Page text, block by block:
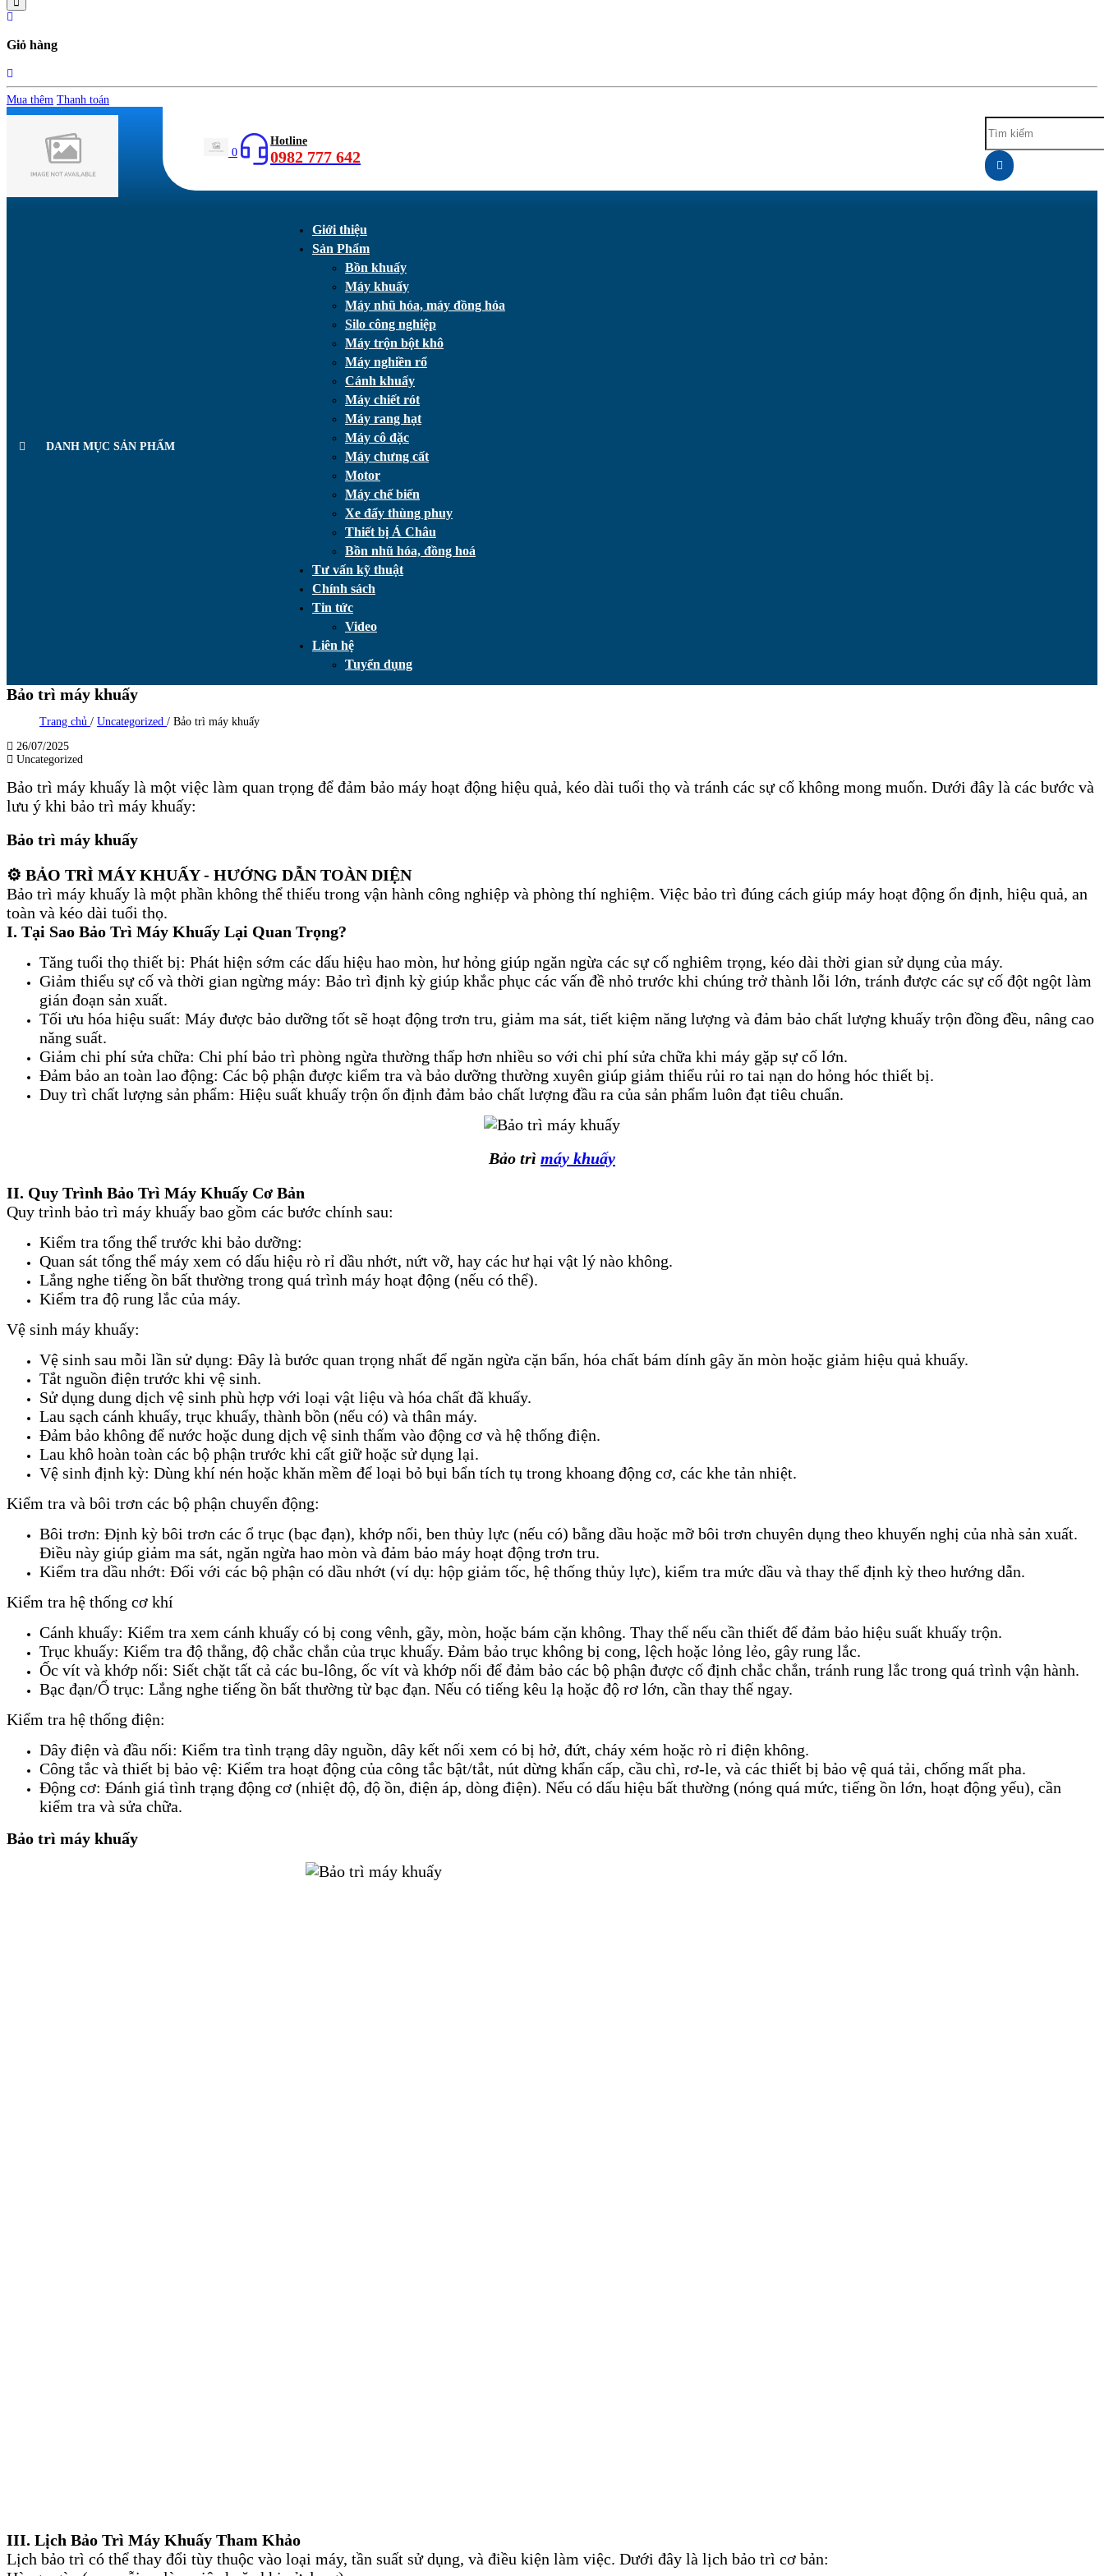
Giỏ hàng
Mua thêm Thanh toán
0
Hotline
0982 777 642
DANH MỤC SẢN PHẨM
Giới thiệu
Sản Phẩm
Bồn khuấy
Máy khuấy
Máy nhũ hóa, máy đồng hóa
Silo công nghiệp
Máy trộn bột khô
Máy nghiền rổ
Cánh khuấy
Máy chiết rót
Máy rang hạt
Máy cô đặc
Máy chưng cất
Motor
Máy chế biến
Xe đẩy thùng phuy
Thiết bị Á Châu
Bồn nhũ hóa, đồng hoá
Tư vấn kỹ thuật
Chính sách
Tin tức
Video
Liên hệ
Tuyển dụng
Bảo trì máy khuấy
Trang chủ / Uncategorized / Bảo trì máy khuấy
26/07/2025
Uncategorized
Bảo trì máy khuấy là một việc làm quan trọng để đảm bảo máy hoạt động hiệu quả, kéo dài tuổi thọ và tránh các sự cố không mong muốn. Dưới đây là các bước và
lưu ý khi bảo trì máy khuấy:
Bảo trì máy khuấy
⚙️ BẢO TRÌ MÁY KHUẤY - HƯỚNG DẪN TOÀN DIỆN
Bảo trì máy khuấy là một phần không thể thiếu trong vận hành công nghiệp và phòng thí nghiệm. Việc bảo trì đúng cách giúp máy hoạt động ổn định, hiệu quả, an
toàn và kéo dài tuổi thọ.
I. Tại Sao Bảo Trì Máy Khuấy Lại Quan Trọng?
Tăng tuổi thọ thiết bị: Phát hiện sớm các dấu hiệu hao mòn, hư hỏng giúp ngăn ngừa các sự cố nghiêm trọng, kéo dài thời gian sử dụng của máy.
Giảm thiểu sự cố và thời gian ngừng máy: Bảo trì định kỳ giúp khắc phục các vấn đề nhỏ trước khi chúng trở thành lỗi lớn, tránh được các sự cố đột ngột làm
gián đoạn sản xuất.
Tối ưu hóa hiệu suất: Máy được bảo dưỡng tốt sẽ hoạt động trơn tru, giảm ma sát, tiết kiệm năng lượng và đảm bảo chất lượng khuấy trộn đồng đều, nâng cao
năng suất.
Giảm chi phí sửa chữa: Chi phí bảo trì phòng ngừa thường thấp hơn nhiều so với chi phí sửa chữa khi máy gặp sự cố lớn.
Đảm bảo an toàn lao động: Các bộ phận được kiểm tra và bảo dưỡng thường xuyên giúp giảm thiểu rủi ro tai nạn do hỏng hóc thiết bị.
Duy trì chất lượng sản phẩm: Hiệu suất khuấy trộn ổn định đảm bảo chất lượng đầu ra của sản phẩm luôn đạt tiêu chuẩn.
Bảo trì máy khuấy
II. Quy Trình Bảo Trì Máy Khuấy Cơ Bản
Quy trình bảo trì máy khuấy bao gồm các bước chính sau:
Kiểm tra tổng thể trước khi bảo dưỡng:
Quan sát tổng thể máy xem có dấu hiệu rò rỉ dầu nhớt, nứt vỡ, hay các hư hại vật lý nào không.
Lắng nghe tiếng ồn bất thường trong quá trình máy hoạt động (nếu có thể).
Kiểm tra độ rung lắc của máy.
Vệ sinh máy khuấy:
Vệ sinh sau mỗi lần sử dụng: Đây là bước quan trọng nhất để ngăn ngừa cặn bẩn, hóa chất bám dính gây ăn mòn hoặc giảm hiệu quả khuấy.
Tắt nguồn điện trước khi vệ sinh.
Sử dụng dung dịch vệ sinh phù hợp với loại vật liệu và hóa chất đã khuấy.
Lau sạch cánh khuấy, trục khuấy, thành bồn (nếu có) và thân máy.
Đảm bảo không để nước hoặc dung dịch vệ sinh thấm vào động cơ và hệ thống điện.
Lau khô hoàn toàn các bộ phận trước khi cất giữ hoặc sử dụng lại.
Vệ sinh định kỳ: Dùng khí nén hoặc khăn mềm để loại bỏ bụi bẩn tích tụ trong khoang động cơ, các khe tản nhiệt.
Kiểm tra và bôi trơn các bộ phận chuyển động:
Bôi trơn: Định kỳ bôi trơn các ổ trục (bạc đạn), khớp nối, ben thủy lực (nếu có) bằng dầu hoặc mỡ bôi trơn chuyên dụng theo khuyến nghị của nhà sản xuất.
Điều này giúp giảm ma sát, ngăn ngừa hao mòn và đảm bảo máy hoạt động trơn tru.
Kiểm tra dầu nhớt: Đối với các bộ phận có dầu nhớt (ví dụ: hộp giảm tốc, hệ thống thủy lực), kiểm tra mức dầu và thay thế định kỳ theo hướng dẫn.
Kiểm tra hệ thống cơ khí
Cánh khuấy: Kiểm tra xem cánh khuấy có bị cong vênh, gãy, mòn, hoặc bám cặn không. Thay thế nếu cần thiết để đảm bảo hiệu suất khuấy trộn.
Trục khuấy: Kiểm tra độ thẳng, độ chắc chắn của trục khuấy. Đảm bảo trục không bị cong, lệch hoặc lỏng lẻo, gây rung lắc.
Ốc vít và khớp nối: Siết chặt tất cả các bu-lông, ốc vít và khớp nối để đảm bảo các bộ phận được cố định chắc chắn, tránh rung lắc trong quá trình vận hành.
Bạc đạn/Ổ trục: Lắng nghe tiếng ồn bất thường từ bạc đạn. Nếu có tiếng kêu lạ hoặc độ rơ lớn, cần thay thế ngay.
Kiểm tra hệ thống điện:
Dây điện và đầu nối: Kiểm tra tình trạng dây nguồn, dây kết nối xem có bị hở, đứt, cháy xém hoặc rò rỉ điện không.
Công tắc và thiết bị bảo vệ: Kiểm tra hoạt động của công tắc bật/tắt, nút dừng khẩn cấp, cầu chì, rơ-le, và các thiết bị bảo vệ quá tải, chống mất pha.
Động cơ: Đánh giá tình trạng động cơ (nhiệt độ, độ ồn, điện áp, dòng điện). Nếu có dấu hiệu bất thường (nóng quá mức, tiếng ồn lớn, hoạt động yếu), cần
kiểm tra và sửa chữa.
Bảo trì máy khuấy
III. Lịch Bảo Trì Máy Khuấy Tham Khảo
Lịch bảo trì có thể thay đổi tùy thuộc vào loại máy, tần suất sử dụng, và điều kiện làm việc. Dưới đây là lịch bảo trì cơ bản: